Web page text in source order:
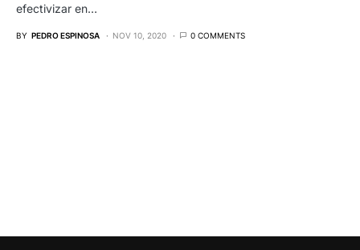
efectivizar en…
BY PEDRO ESPINOSA NOV 10, 2020 0 COMMENTS